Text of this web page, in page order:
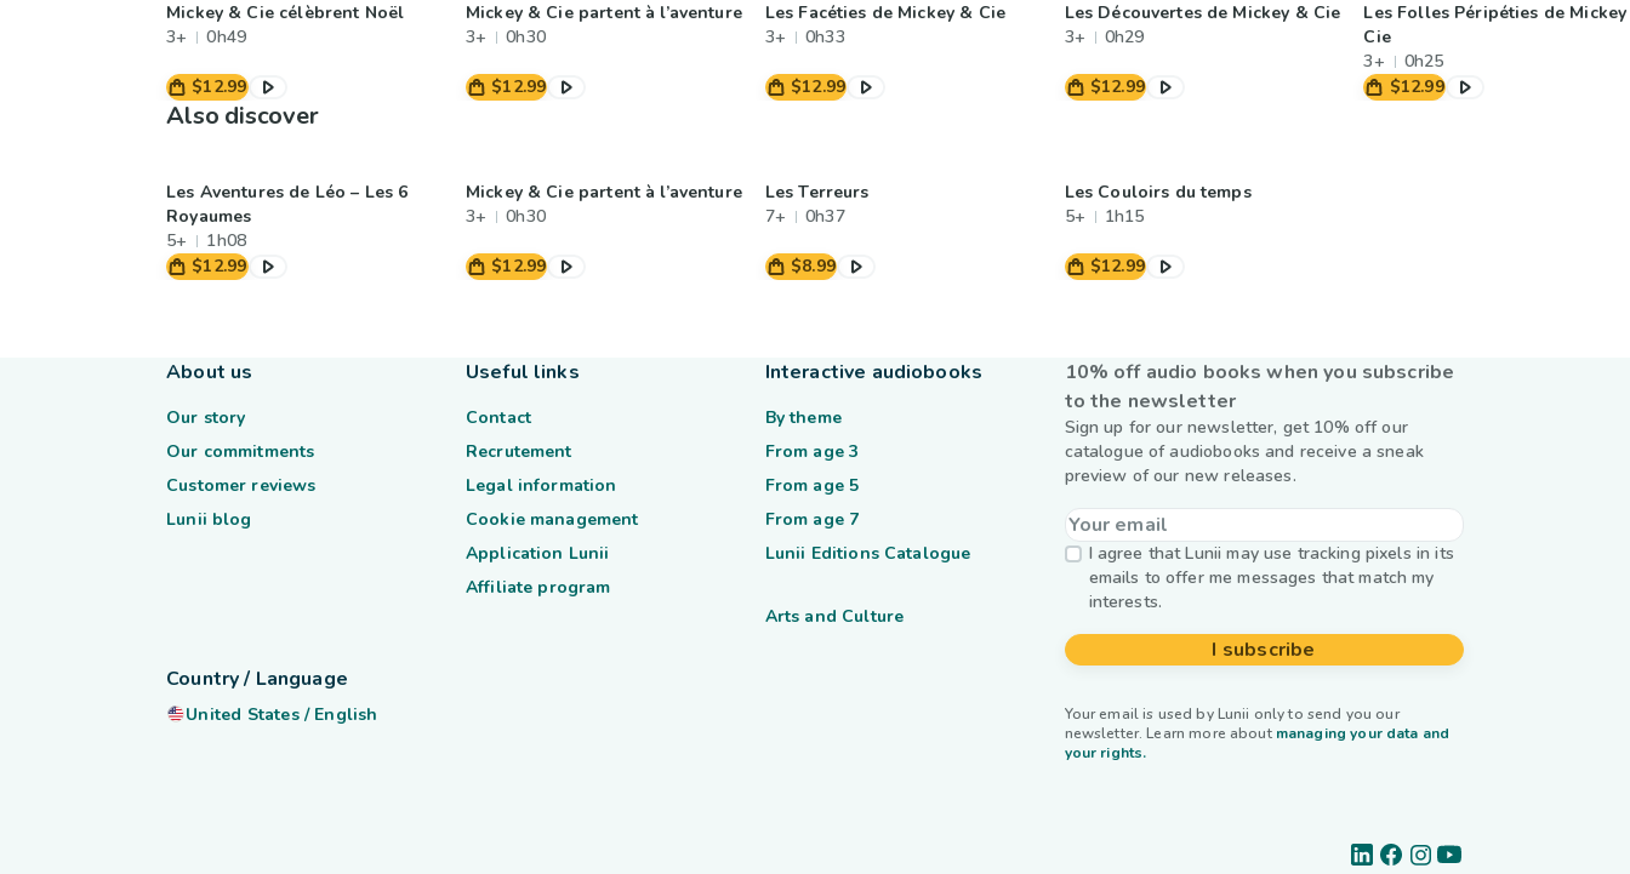
Mickey & Cie célèbrent Noël
3+
0h49
$12.99
Mickey & Cie partent à l’aventure
3+
0h30
$12.99
Les Facéties de Mickey & Cie
3+
0h33
$12.99
Les Découvertes de Mickey & Cie
3+
0h29
$12.99
Les Folles Péripéties de
Cie
3+
0h25
$12.99
Also discover
Les Aventures de Léo – Les 6
Royaumes
5+
1h08
$12.99
Mickey & Cie partent à l’aventure
3+
0h30
$12.99
Les Terreurs
7+
0h37
$8.99
Les Couloirs du temps
5+
1h15
$12.99
10% off audio books when you subscribe
to the newsletter
Sign up for our newsletter, get 10% off our
catalogue of audiobooks and receive a sneak
preview of our new releases.
I agree that Lunii may use tracking pixels in its
emails to offer me messages that match my
interests.
I subscribe
Your email is used by Lunii only to send you our
newsletter. Learn more about managing your data and
your rights.
About us
Our story
Our commitments
Customer reviews
Lunii blog
Useful links
Contact
Recrutement
Legal information
Cookie management
Application Lunii
Affiliate program
Interactive audiobooks
By theme
From age 3
From age 5
From age 7
Lunii Editions Catalogue
Arts and Culture
Country / Language
United States/ English